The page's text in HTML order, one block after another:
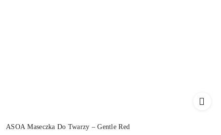
ASOA Maseczka Do Twarzy – Gentle Red